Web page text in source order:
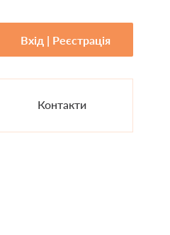
Вхід | Реєстрація
Контакти